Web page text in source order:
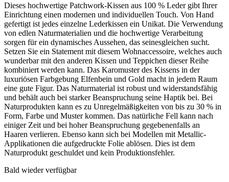
Dieses hochwertige Patchwork-Kissen aus 100 % Leder gibt Ihrer
Einrichtung einen modernen und individuellen Touch. Von Hand
gefertigt ist jedes einzelne Lederkissen ein Unikat. Die Verwendung
von edlen Naturmaterialien und die hochwertige Verarbeitung
sorgen für ein dynamisches Aussehen, das seinesgleichen sucht.
Setzen Sie ein Statement mit diesem Wohnaccessoire, welches auch
wunderbar mit den anderen Kissen und Teppichen dieser Reihe
kombiniert werden kann. Das Karomuster des Kissens in der
luxuriösen Farbgebung Elfenbein und Gold macht in jedem Raum
eine gute Figur. Das Naturmaterial ist robust und widerstandsfähig
und behält auch bei starker Beanspruchung seine Haptik bei. Bei
Naturprodukten kann es zu Unregelmäßigkeiten von bis zu 30 % in
Form, Farbe und Muster kommen. Das natürliche Fell kann nach
einiger Zeit und bei hoher Beanspruchung gegebenenfalls an
Haaren verlieren. Ebenso kann sich bei Modellen mit Metallic-
Applikationen die aufgedruckte Folie ablösen. Dies ist dem
Naturprodukt geschuldet und kein Produktionsfehler.
Bald wieder verfügbar